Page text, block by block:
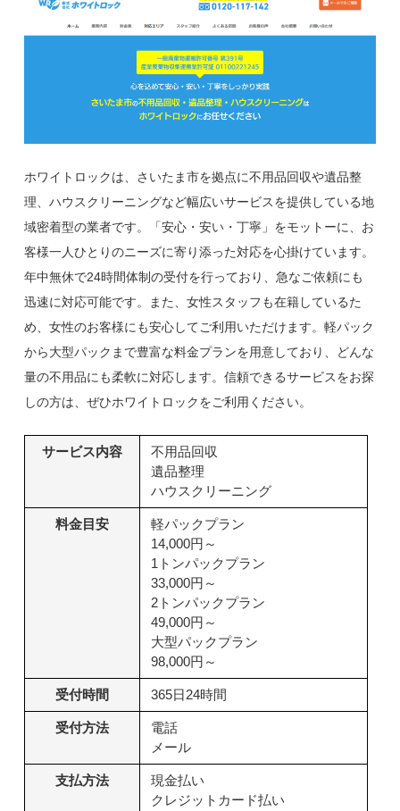
ホワイトロックは、さいたま市を拠点に不用品回収や遺品整
理、ハウスクリーニングなど幅広いサービスを提供している地
域密着型の業者です。「安心・安い・丁寧」をモットーに、お
客様一人ひとりのニーズに寄り添った対応を心掛けています。
年中無休で24時間体制の受付を行っており、急なご依頼にも
迅速に対応可能です。また、女性スタッフも在籍しているた
め、女性のお客様にも安心してご利用いただけます。軽パック
から大型パックまで豊富な料金プランを用意しており、どんな
量の不用品にも柔軟に対応します。信頼できるサービスをお探
しの方は、ぜひホワイトロックをご利用ください。
サービス内容
不用品回収
遺品整理
ハウスクリーニング
料金目安
軽パックプラン
14,000円～
1トンパックプラン
33,000円～
2トンパックプラン
49,000円～
大型パックプラン
98,000円～
受付時間 365日24時間
受付方法
電話
メール
支払方法
現金払い
クレジットカード払い